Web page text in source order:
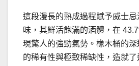
這段漫長的熟成過程賦予威士
味，其鮮活飽滿的酒體，在
現驚人的強勁氣勢。橡木桶的
的稀有性與極致稀缺性，造就